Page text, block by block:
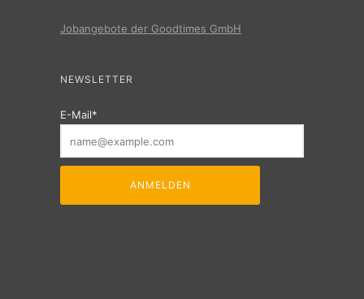
Jobangebote der Goodtimes GmbH
NEWSLETTER
E-Mail*
ANMELDEN